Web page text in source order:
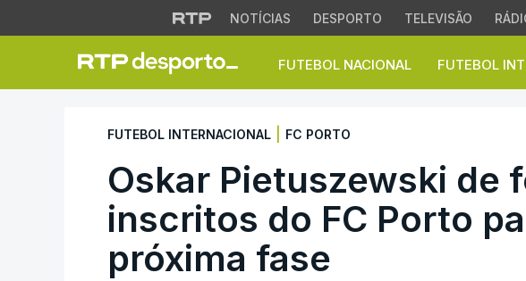
NOTÍCIAS DESPORTO TELEVISÃO
FUTEBOL NACIONAL FUTEBOL
Oskar Pietuszewski de
FUTEBOL INTERNACIONAL FC PORTO
Oskar Pietuszewski de
inscritos do FC Porto
próxima fase